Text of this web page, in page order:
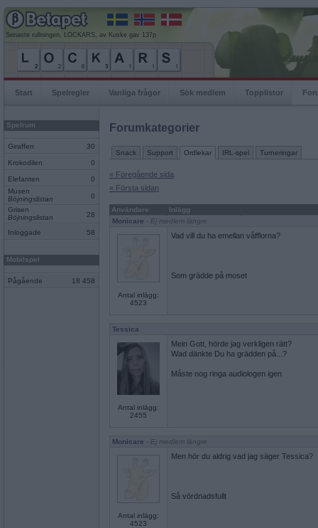
Senaste rullningen, LOCKARS, av Kuske gav 137p
Start Spelregler Vanliga frågor Sök medlem Topplistor
Spelrum
Giraffen 30
Krokodilen 0
Elefanten
0
Musen
Böjningslistan
0
Grisen
Böjningslistan
28
Inloggade 58
Mobilspel
Pågående 18 458
Forumkategorier
Snack Support Ordlekar IRL-spel Turneringar
« Föregående sida
« Första sidan
Användare
Inlägg
Monicare - Ej medlem längre
Antal inlägg:
4523
Vad vill du ha emellan våfflorna?
Som grädde på moset
Tessica
Antal inlägg:
2455
Mein Gott, hörde jag verkligen rätt?
Wad dänkte Du ha grädden på...?
Måste nog ringa audiologen igen
Monicare - Ej medlem längre
Antal inlägg:
4523
Men hör du aldrig vad jag säger Tessica?
Så vördnadsfullt